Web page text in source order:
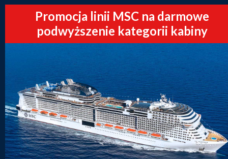
Promocja linii MSC na darmowe
podwyższenie kategorii kabiny